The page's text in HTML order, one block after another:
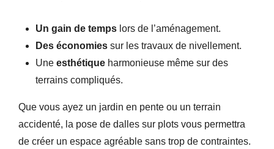
Un gain de temps lors de l’aménagement.
Des économies sur les travaux de nivellement.
Une esthétique harmonieuse même sur des
terrains compliqués.
Que vous ayez un jardin en pente ou un terrain
accidenté, la pose de dalles sur plots vous permettra
de créer un espace agréable sans trop de contraintes.